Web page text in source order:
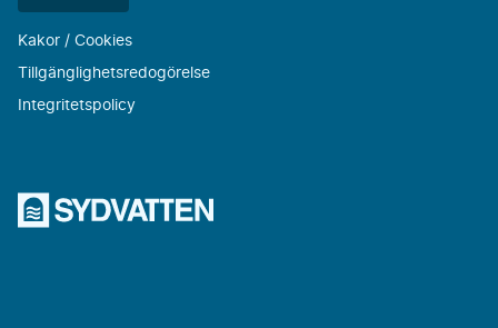
Kakor / Cookies
Tillgänglighetsredogörelse
Integritetspolicy